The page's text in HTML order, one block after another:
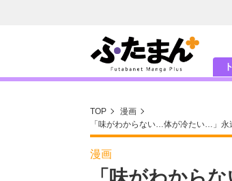
TOP
漫画
「味がわからない…体が冷たい…」永
漫画